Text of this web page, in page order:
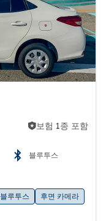
보험 1종 포함
블루투스
블루투스
후면 카메라